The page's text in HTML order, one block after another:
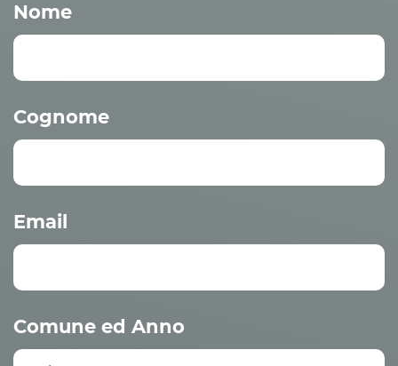
Nome
Cognome
Email
Comune ed Anno